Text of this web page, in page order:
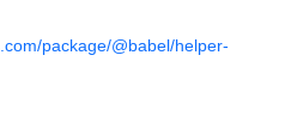
package/@babel/helper-